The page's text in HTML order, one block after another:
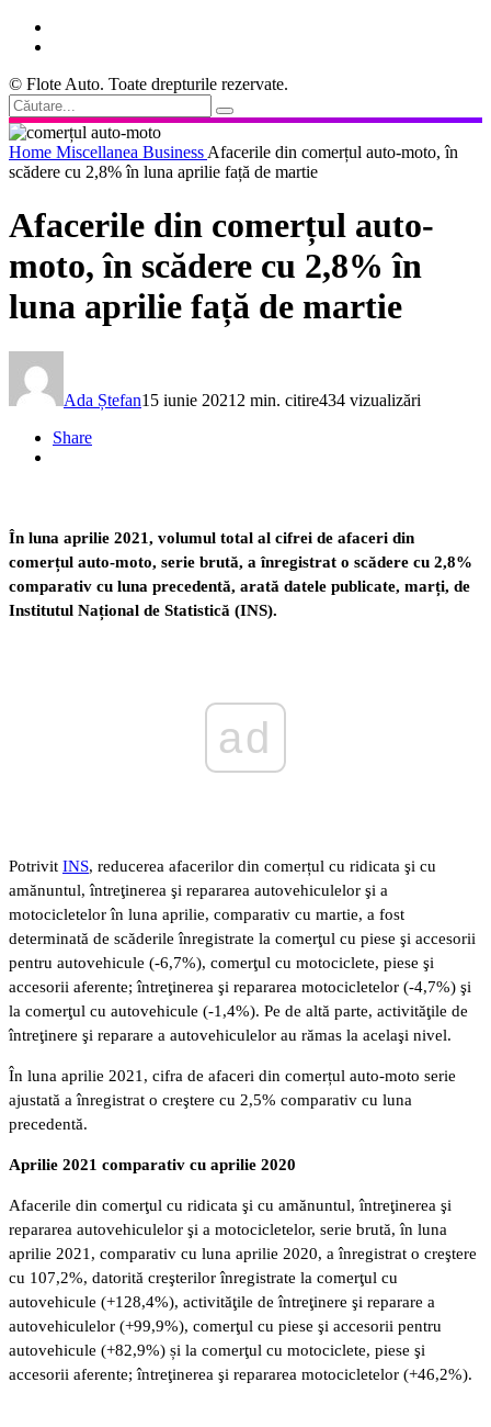
© Flote Auto. Toate drepturile rezervate.
Home Miscellanea Business Afacerile din comerțul auto-moto, în
scădere cu 2,8% în luna aprilie față de martie
Afacerile din comerțul auto-
moto, în scădere cu 2,8% în
luna aprilie față de martie
Ada Ștefan15 iunie 2021 2 min. citire434 vizualizări
Share
În luna aprilie 2021, volumul total al cifrei de afaceri din
comerțul auto-moto, serie brută, a înregistrat o scădere cu 2,8%
comparativ cu luna precedentă, arată datele publicate, marți, de
Institutul Național de Statistică (INS).
ad
Potrivit INS, reducerea afacerilor din comerțul cu ridicata şi cu
amănuntul, întreţinerea şi repararea autovehiculelor şi a
motocicletelor în luna aprilie, comparativ cu martie, a fost
determinată de scăderile înregistrate la comerţul cu piese şi accesorii
pentru autovehicule (-6,7%), comerţul cu motociclete, piese şi
accesorii aferente; întreţinerea şi repararea motocicletelor (-4,7%) şi
la comerţul cu autovehicule (-1,4%). Pe de altă parte, activităţile de
întreţinere şi reparare a autovehiculelor au rămas la acelaşi nivel.
În luna aprilie 2021, cifra de afaceri din comerțul auto-moto serie
ajustată a înregistrat o creştere cu 2,5% comparativ cu luna
precedentă.
Aprilie 2021 comparativ cu aprilie 2020
Afacerile din comerţul cu ridicata şi cu amănuntul, întreţinerea şi
repararea autovehiculelor şi a motocicletelor, serie brută, în luna
aprilie 2021, comparativ cu luna aprilie 2020, a înregistrat o creştere
cu 107,2%, datorită creşterilor înregistrate la comerţul cu
autovehicule (+128,4%), activităţile de întreţinere şi reparare a
autovehiculelor (+99,9%), comerţul cu piese şi accesorii pentru
autovehicule (+82,9%) și la comerţul cu motociclete, piese şi
accesorii aferente; întreţinerea şi repararea motocicletelor (+46,2%).